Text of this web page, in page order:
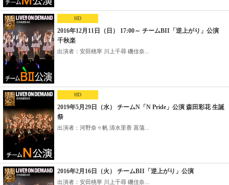
HD
2016年12月11日（日） 17:00～ チームBII「逆上がり」公演
千秋楽
出演者：安田桃寧 川上千尋 磯佳奈...
HD
2019年5月29日（水） チームN「N Pride」公演 森田彩花 生誕
祭
出演者：河野奈々帆 清水里香 菖蒲...
2016年2月16日（火） チームBII「逆上がり」公演
出演者：安田桃寧 川上千尋 磯佳奈...